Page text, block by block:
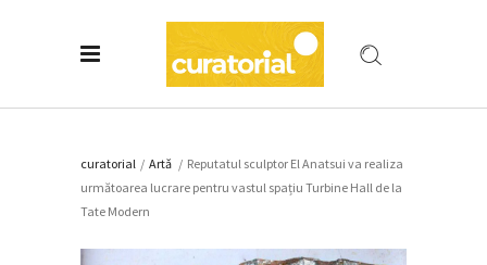
curatorial / Artǎ / Reputatul sculptor El Anatsui va realiza
următoarea lucrare pentru vastul spațiu Turbine Hall de la
Tate Modern